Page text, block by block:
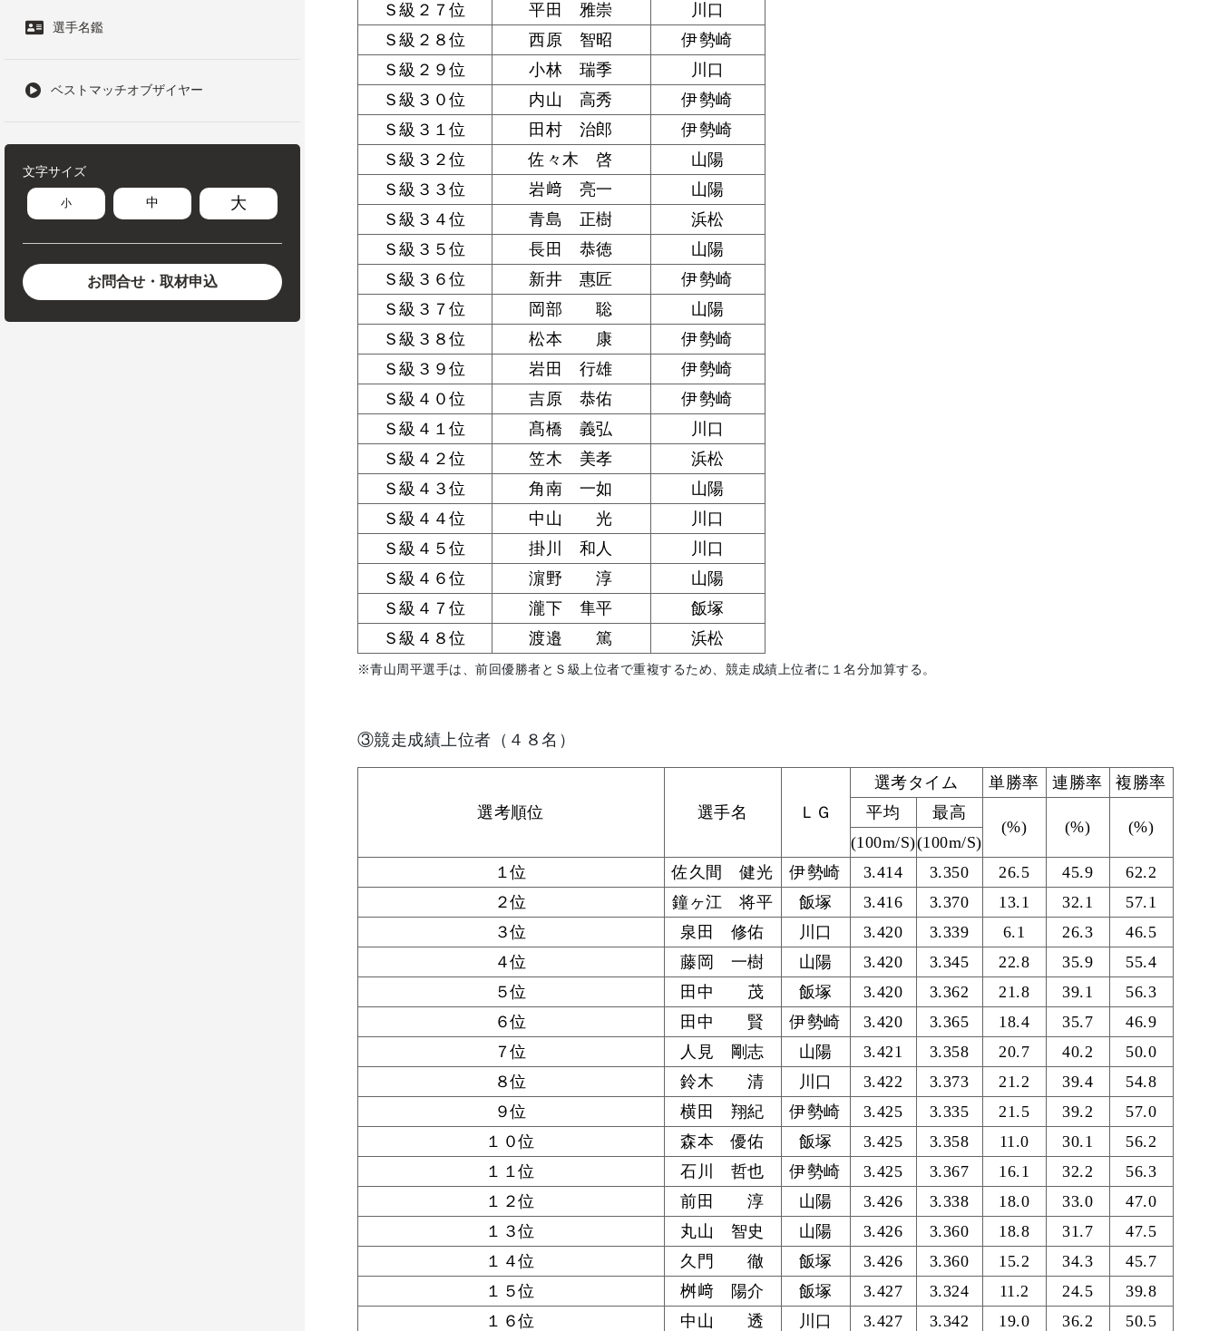
選手名鑑
ベストマッチオブザイヤー
文字サイズ
小 中 大
お問合せ・取材申込
Ｓ級２７位
平田 雅崇
川口
Ｓ級２８位
西原 智昭
伊勢崎
Ｓ級２９位
小林 瑞季
川口
Ｓ級３０位
内山 高秀
伊勢崎
Ｓ級３１位
田村 治郎
伊勢崎
Ｓ級３２位
佐々木 啓
山陽
Ｓ級３３位
岩﨑 亮一
山陽
Ｓ級３４位
青島 正樹
浜松
Ｓ級３５位
長田 恭徳
山陽
Ｓ級３６位
新井 惠匠
伊勢崎
Ｓ級３７位
岡部 聡
山陽
Ｓ級３８位
松本 康
伊勢崎
Ｓ級３９位
岩田 行雄
伊勢崎
Ｓ級４０位
吉原 恭佑
伊勢崎
Ｓ級４１位
髙橋 義弘
川口
Ｓ級４２位
笠木 美孝
浜松
Ｓ級４３位
角南 一如
山陽
Ｓ級４４位
中山 光
川口
Ｓ級４５位
掛川 和人
川口
Ｓ級４６位
濵野 淳
山陽
Ｓ級４７位
瀧下 隼平
飯塚
Ｓ級４８位
渡邉 篤 浜松
※青山周平選手は、前回優勝者とＳ級上位者で重複するため、競走成績上位者に１名分加算する。
③競走成績上位者（４８名）
選考順位 選手名 ＬＧ
選考タイム 単勝率 連勝率
複勝率
平均
最高
(%)
(%)
(%)
(100m/S)(100m/S)
１位
佐久間 健光 伊勢崎 3.414 3.350 26.5 45.9
62.2
２位
鐘ヶ江 将平 飯塚 3.416 3.370 13.1 32.1
57.1
３位
泉田 修佑 川口 3.420 3.339 6.1 26.3
46.5
４位
藤岡 一樹 山陽 3.420 3.345 22.8 35.9
55.4
５位
田中 茂 飯塚 3.420 3.362 21.8 39.1
56.3
６位
田中 賢 伊勢崎 3.420 3.365 18.4 35.7
46.9
７位
人見 剛志 山陽 3.421 3.358 20.7 40.2
50.0
８位
鈴木 清 川口 3.422 3.373 21.2 39.4
54.8
９位
横田 翔紀 伊勢崎 3.425 3.335 21.5 39.2
57.0
１０位
森本 優佑 飯塚 3.425 3.358 11.0 30.1
56.2
１１位
石川 哲也 伊勢崎 3.425 3.367 16.1 32.2
56.3
１２位
前田 淳 山陽 3.426 3.338 18.0 33.0
47.0
１３位
丸山 智史 山陽 3.426 3.360 18.8 31.7
47.5
１４位
久門 徹 飯塚 3.426 3.360 15.2 34.3
45.7
１５位
桝﨑 陽介 飯塚 3.427 3.324 11.2 24.5
39.8
１６位
中山 透 川口 3.427 3.342 19.0 36.2
50.5